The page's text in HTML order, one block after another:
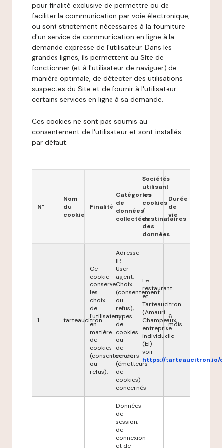
pour finalité exclusive de permettre ou de
faciliter la communication par voie électronique,
ou sont strictement nécessaires à la fourniture
d'un service de communication en ligne à la
demande expresse de l'utilisateur. Dans les
grandes lignes, ils permettent au Site de
fonctionner (et à l'utilisateur de naviguer) de
manière optimale, de détecter des utilisations
suspectes du Site et de fournir à l'utilisateur
certains services en ligne à sa demande.
Ces cookies ne sont pas soumis au
consentement de l'utilisateur et sont installés
par défaut.
N°
Nom
du
cookie
Finalité
Catégories
de
données
collectées
Sociétés
utilisant
les
cookies
/
destinataires
des
données
Durée
de
vie
1 tarteaucitron
Ce
cookie
conserve
les
choix
de
l'utilisateur
en
matière
de
cookies
(consentement
ou
refus).
Adresse
IP,
User
agent,
Choix
(consentement
ou
refus),
types
de
cookies
ou
de
vendors
(émetteurs
de
cookies)
concernés
Le
restaurant
et
Tarteaucitron
(Amauri
Champeaux,
entreprise
individuelle
(EI) –
voir
https://tarteaucitron.io/
6
mois
Données
de
session,
de
connexion
et de